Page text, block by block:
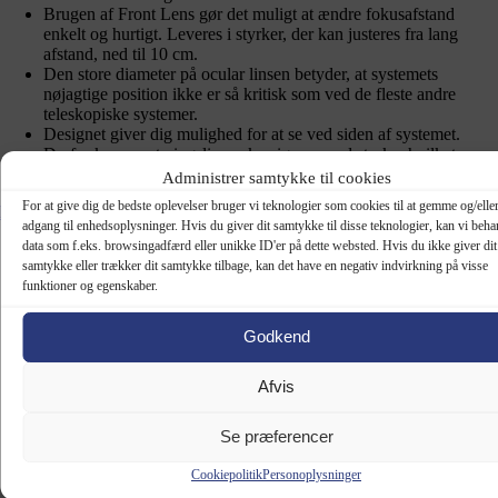
Administrer samtykke til cookies
For at give dig de bedste oplevelser bruger vi teknologier som cookies til at gemme og/
adgang til enhedsoplysninger. Hvis du giver dit samtykke til disse teknologier, kan vi
data som f.eks. browsingadfærd eller unikke ID'er på dette websted. Hvis du ikke giver dit
samtykke eller trækker dit samtykke tilbage, kan det have en negativ indvirkning på visse
funktioner og egenskaber.
Godkend
Afvis
Se præferencer
CookiepolitikPersonoplysninger
Brugen af Front Lens gør det muligt at ændre fokusafstand
enkelt og hurtigt. Leveres i styrker, der kan justeres fra lang
afstand, ned til 10 cm.
Den store diameter på ocular linsen betyder, at systemets
nøjagtige position ikke er så kritisk som ved de fleste andre
teleskopiske systemer.
Designet giver dig mulighed for at se ved siden af ​​systemet.
Derfor kan monteringslinsen korrigeres med styrke, hvilket er en
fordel især for nærsynethed.
ML Vidi